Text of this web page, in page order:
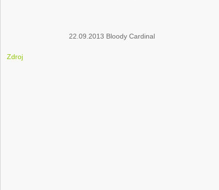
22.09.2013 Bloody Cardinal
Zdroj